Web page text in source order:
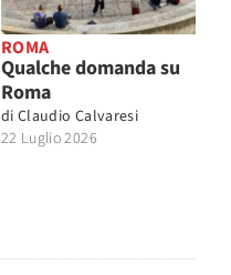
ROMA
Qualche domanda su
Roma
di Claudio Calvaresi
22 Luglio 2026